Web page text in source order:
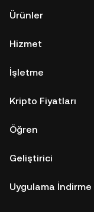
Ürünler
Hizmet
İşletme
Kripto Fiyatları
Öğren
Geliştirici
Uygulama İndirme